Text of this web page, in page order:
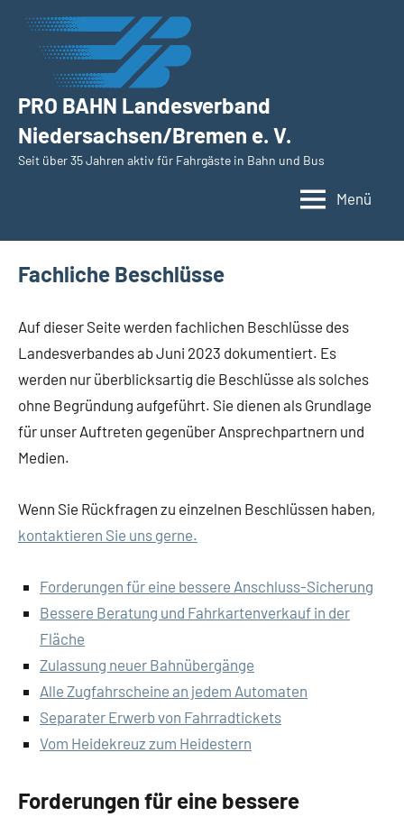
Inhalt
springen
PRO BAHN Landesverband
Niedersachsen/Bremen e. V.
Seit über 35 Jahren aktiv für Fahrgäste in Bahn und Bus
Menü
Fachliche Beschlüsse
Auf dieser Seite werden fachlichen Beschlüsse des
Landesverbandes ab Juni 2023 dokumentiert. Es
werden nur überblicksartig die Beschlüsse als solches
ohne Begründung aufgeführt. Sie dienen als Grundlage
für unser Auftreten gegenüber Ansprechpartnern und
Medien.
Wenn Sie Rückfragen zu einzelnen Beschlüssen haben,
kontaktieren Sie uns gerne.
Forderungen für eine bessere Anschluss-Sicherung
Bessere Beratung und Fahrkartenverkauf in der
Fläche
Zulassung neuer Bahnübergänge
Alle Zugfahrscheine an jedem Automaten
Separater Erwerb von Fahrradtickets
Vom Heidekreuz zum Heidestern
Forderungen für eine bessere